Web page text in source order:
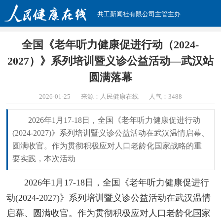
共工新闻社有限公司主管主办
全国《老年听力健康促进行动（2024-
2027）》系列培训暨义诊公益活动—武汉站
圆满落幕
2026-01-25 来源：人民健康在线 人气： 3488
2026年1月17-18日，全国《老年听力健康促进行动
(2024-2027)》系列培训暨义诊公益活动在武汉温情启幕、
圆满收官。作为贯彻积极应对人口老龄化国家战略的重
要实践，本次活动
2026年1月17-18日，全国《老年听力健康促进行
动(2024-2027)》系列培训暨义诊公益活动在武汉温情
启幕、圆满收官。作为贯彻积极应对人口老龄化国家